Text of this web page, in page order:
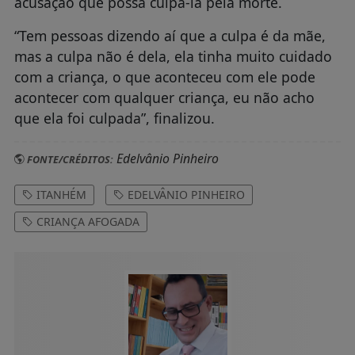
“Tem pessoas dizendo aí que a culpa é da mãe,
mas a culpa não é dela, ela tinha muito cuidado
com a criança, o que aconteceu com ele pode
acontecer com qualquer criança, eu não acho
que ela foi culpada”, finalizou.
FONTE/CRÉDITOS:Edelvânio Pinheiro
ITANHÉM
EDELVÂNIO PINHEIRO
CRIANÇA AFOGADA